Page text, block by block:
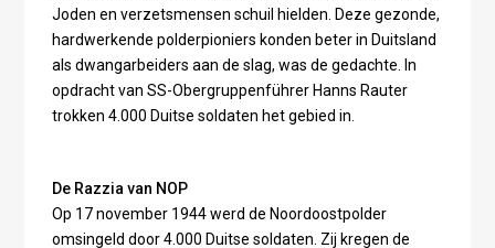
Joden en verzetsmensen schuil hielden. Deze gezonde,
hardwerkende polderpioniers konden beter in Duitsland
als dwangarbeiders aan de slag, was de gedachte. In
opdracht van SS-Obergruppenführer Hanns Rauter
trokken 4.000 Duitse soldaten het gebied in.
De Razzia van NOP
Op 17 november 1944 werd de Noordoostpolder
omsingeld door 4.000 Duitse soldaten. Zij kregen de